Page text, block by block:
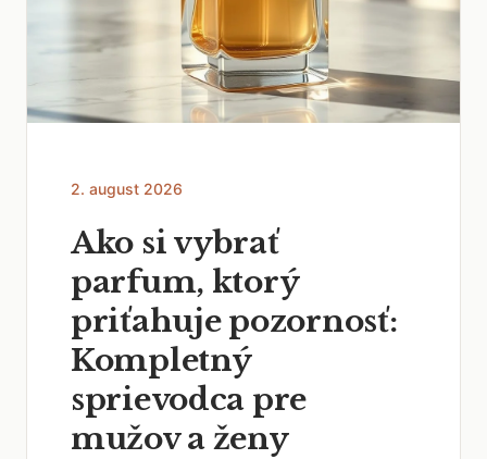
2. august 2026
Ako si vybrať
parfum, ktorý
priťahuje pozornosť:
Kompletný
sprievodca pre
mužov a ženy